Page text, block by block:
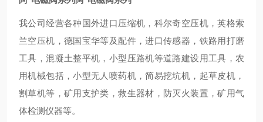
我公司经营各种国外进口压缩机，科尔奇空压机，英格索
兰空压机，德国宝华等及配件，进口传感器，铁路用打磨
工具，混凝土整平机，小型压路机等道路建设用工具，农
用机械包括，小型无人喷药机，简易挖坑机，起草皮机，
割草机等，矿用支护类，救生器材，防灭火装置，矿用气
体检测仪器等。